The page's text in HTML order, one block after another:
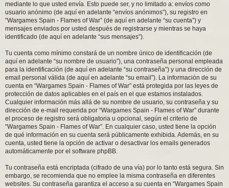
mediante lo que usted envía. Esto puede ser, y no limitado a: envíos como
usuario anónimo (de aquí en adelante “envíos anónimos”), su registro en
“Wargames Spain - Flames of War” (de aquí en adelante “su cuenta”) y
mensajes enviados por usted después de registrarse y mientras se haya
identificado (de aquí en adelante “sus mensajes”).
Tu cuenta como mínimo constará de un nombre único de identificación (de
aquí en adelante “su nombre de usuario”), una contraseña personal empleada
para la identificación (de aquí en adelante “su contraseña”) y una dirección de
email personal válida (de aquí en adelante “su email”). La información de su
cuenta en “Wargames Spain - Flames of War” está protegida por las leyes de
protección de datos aplicables en el país en el que estamos instalados.
Cualquier información más allá de su nombre de usuario, su contraseña y su
dirección de e-mail requerida por “Wargames Spain - Flames of War” durante
el proceso de registro será obligatoria u opcional, según el criterio de
“Wargames Spain - Flames of War”. En cualquier caso, usted tiene la opción
de qué información en su cuenta será públicamente exhibida. Además, en su
cuenta, usted tiene la opción de activar o desactivar los emails generados
automáticamente por el software phpBB.
Tu contraseña está encriptada (cifrado de una vía) por lo tanto está segura. Sin
embargo, se recomienda que no emplee la misma contraseña en diferentes
websites. Su contraseña garantiza el acceso a su cuenta en “Wargames Spain